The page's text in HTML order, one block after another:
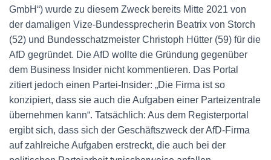
GmbH“) wurde zu diesem Zweck bereits Mitte 2021 von
der damaligen Vize-Bundessprecherin Beatrix von Storch
(52) und Bundesschatzmeister Christoph Hütter (59) für die
AfD gegründet. Die AfD wollte die Gründung gegenüber
dem Business Insider nicht kommentieren. Das Portal
zitiert jedoch einen Partei-Insider: „Die Firma ist so
konzipiert, dass sie auch die Aufgaben einer Parteizentrale
übernehmen kann“. Tatsächlich: Aus dem Registerportal
ergibt sich, dass sich der Geschäftszweck der AfD-Firma
auf zahlreiche Aufgaben erstreckt, die auch bei der